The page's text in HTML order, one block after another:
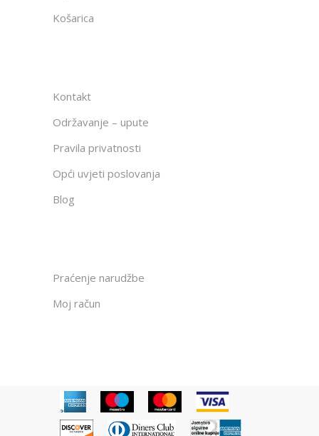
Košarica
Kontakt
Održavanje – upute
Pravila privatnosti
Opći uvjeti poslovanja
Blog
Praćenje narudžbe
Moj račun